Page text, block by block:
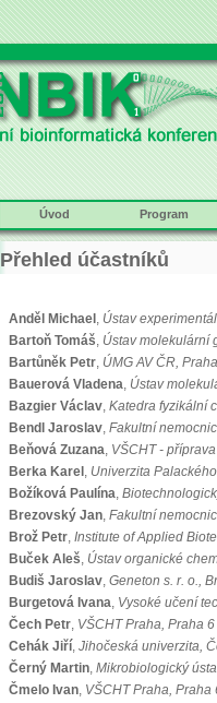
Úvod Program
Přehled účastníků
Anděl Michael , Ústav
Bartoň Tomáš, Ústav molekulární
Bartůněk Petr, ÚMG AV ČR,
Bauerová Vladena, Ústav
Bazgier Václav, Katedra fyzikální
Bendl Jaroslav, Fakultní
Beňová Zuzana, VŠCHT -
Berka Karel , Univerzita
Božíková Paulína,
Brezovský Jan, Fakultní
Brož Petr, Institute of Applied
Buček Aleš, Ústav organické
Budiš Jaroslav, Geneton s. r. o.,
Burgetová Ivana, Vysoké učení
Čech Petr, VŠCHT Praha, Praha 6
Cehák Jiří, Jihočeská univerzita,
Černý Martin, Mikrobiologický
Čmelo Ivan, VŠCHT Praha, Praha